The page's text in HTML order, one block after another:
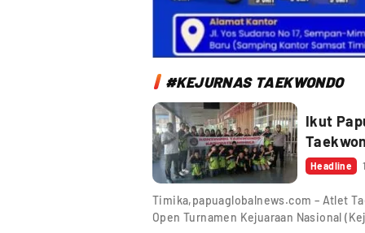
#KEJURNAS TAEKWONDO
Ikut
Headline
Timika,papuaglobalnews.com – Atlet
Open Turnamen Kejuaraan Nasional